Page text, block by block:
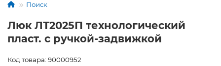
Поиск
Люк ЛТ2025П технологический
пласт. с ручкой-задвижкой
Код товара: 90000952